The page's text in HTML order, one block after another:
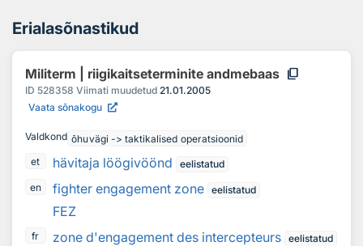
Erialasõnastikud
Militerm | riigikaitseterminite andmebaas content_copy
ID 528358 Viimati muudetud 21.01.2005
Vaata sõnakogu
Valdkond õhuvägi -> taktikalised operatsioonid
et
hävitaja löögivöönd
eelistatud
en
fighter engagement zone eelistatud
FEZ
fr zone d'engagement des intercepteurs eelistatud